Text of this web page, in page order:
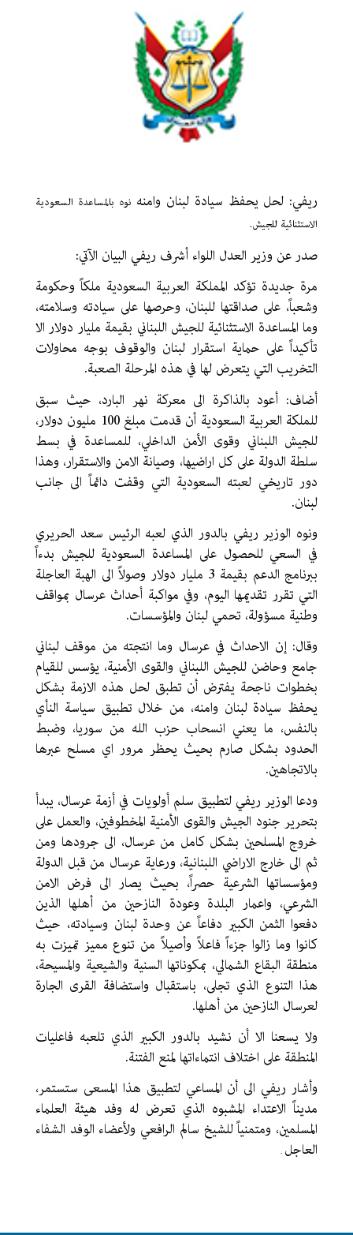
ريفي: لحل يحفظ سيادة لبنان وامنه نوه بالمساعدة السعودية
الاستثنائية للجيش.
صدر عن وزير العدل اللواء أشرف ريفي البيان الآتي:
مرة جديدة تؤكد المملكة العربية السعودية ملكاً وحكومة
وشعباً، على صداقتها للبنان، وحرصها على سيادته وسلامته،
وما المساعدة الاستثنائية للجيش اللبناني بقيمة مليار دولار الا
تأكيداً على حماية استقرار لبنان والوقوف بوجه محاولات
التخريب التي يتعرض لها في هذه المرحلة الصعبة.
أضاف: أعود بالذاكرة الى معركة نهر البارد، حيث سبق
للملكة العربية السعودية أن قدمت مبلغ 100 مليون دولار،
للجيش اللبناني وقوى الأمن الداخلي، للمساعدة في بسط
سلطة الدولة على كل اراضيها، وصيانة الامن والاستقرار، وهذا
دور تاريخي لعبته السعودية التي وقفت دائماً الى جانب
لبنان.
ونوه الوزير ريفي بالدور الذي لعبه الرئيس سعد الحريري
في السعي للحصول على المساعدة السعودية للجيش بدءاً
ببرنامج الدعم بقيمة 3 مليار دولار وصولاً الى الهبة العاجلة
التي تقرر تقديمها اليوم، وفي مواكبة أحداث عرسال بمواقف
وطنية مسؤولة، تحمي لبنان والمؤسسات.
وقال: إن الاحداث في عرسال وما انتجته من موقف لبناني
جامع وحاضن للجيش اللبناني والقوى الأمنية، يؤسس للقيام
بخطوات ناجحة يفترض أن تطبق لحل هذه الازمة بشكل
يحفظ سيادة لبنان وامنه، من خلال تطبيق سياسة النأي
بالنفس، ما يعني انسحاب حزب الله من سوريا، وضبط
الحدود بشكل صارم بحيث يحظر مرور اي مسلح عبرها
بالاتجاهين.
ودعا الوزير ريفي لتطبيق سلم أولويات في أزمة عرسال، يبدأ
بتحرير جنود الجيش والقوى الأمنية المخطوفين، والعمل على
خروج المسلحين بشكل كامل من عرسال، الى جرودها ومن
ثم الى خارج الاراضي اللبنانية، ورعاية عرسال من قبل الدولة
ومؤسساتها الشرعية حصراً، بحيث يصار الى فرض الامن
الشرعي، واعمار البلدة وعودة النازحين من أهلها الذين
دفعوا الثمن الكبير دفاعاً عن وحدة لبنان وسيادته، حيث
كانوا وما زالوا جزءاً فاعلاً وأصيلاً من تنوع مميز تميزت به
منطقة البقاع الشمالي، بمكوناتها السنية والشيعية والمسيحة،
هذا التنوع الذي تجلى، باستقبال واستضافة القرى الجارة
لعرسال النازحين من أهلها.
ولا يسعنا الا أن نشيد بالدور الكبير الذي تلعبه فاعليات
المنطقة على اختلاف انتماءاتها لمنع الفتنة.
وأشار ريفي الى أن المساعي لتطبيق هذا المسعى ستستمر،
مديناً الاعتداء المشبوه الذي تعرض له وفد هيئة العلماء
المسلمين، ومتمنياً للشيخ سالم الرافعي ولأعضاء الوفد الشفاء
العاجل .